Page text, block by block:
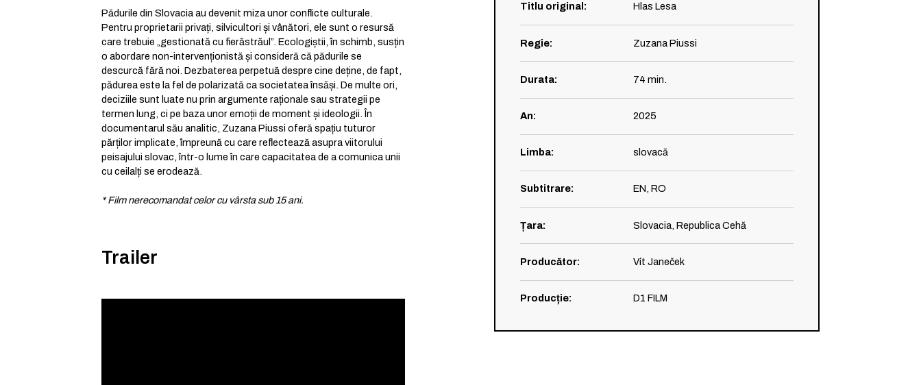
Pădurile din Slovacia au devenit miza unor conflicte culturale.
Pentru proprietarii privați, silvicultori și vânători, ele sunt o resursă
care trebuie „gestionată cu fierăstrăul”. Ecologiștii, în schimb, susțin
o abordare non-intervenționistă și consideră că pădurile se
descurcă fără noi. Dezbaterea perpetuă despre cine deține, de fapt,
pădurea este la fel de polarizată ca societatea însăși. De multe ori,
deciziile sunt luate nu prin argumente raționale sau strategii pe
termen lung, ci pe baza unor emoții de moment și ideologii. În
documentarul său analitic, Zuzana Piussi oferă spațiu tuturor
părților implicate, împreună cu care reflectează asupra viitorului
peisajului slovac, într-o lume în care capacitatea de a comunica unii
cu ceilalți se erodează.
* Film nerecomandat celor cu vârsta sub 15 ani.
Trailer
Titlu original : Hlas Lesa
Regie: Zuzana Piussi
Durata: 74 min.
An: 2025
Limba: slovacă
Subtitrare: EN, RO
Țara: Slovacia, Republica Cehă
Producător: Vít Janeček
Producție: D1 FILM